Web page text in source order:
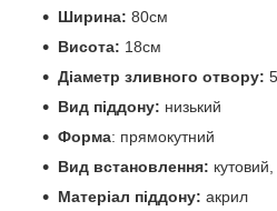
Ширина: 80см
Висота: 18см
Діаметр зливного отвору:
Вид піддону: низький
Форма: прямокутний
Вид встановлення:
Матеріал піддону: акрил